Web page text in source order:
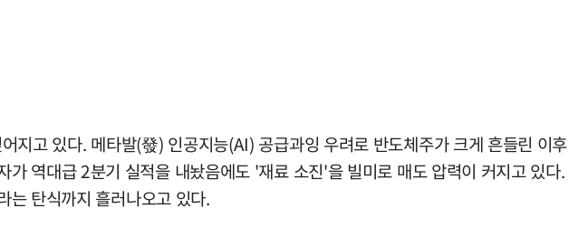
지고 있다. 메타발(發) 인공지능(AI) 공급과잉 우려로 반도체주가 크게 흔들린 이후
역대급 2분기 실적을 내놨음에도 '재료 소진'을 빌미로 매도 압력이 커지고 있다.
탄식까지 흘러나오고 있다.